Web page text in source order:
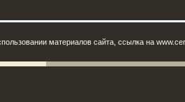
материалов сайта, ссылка на